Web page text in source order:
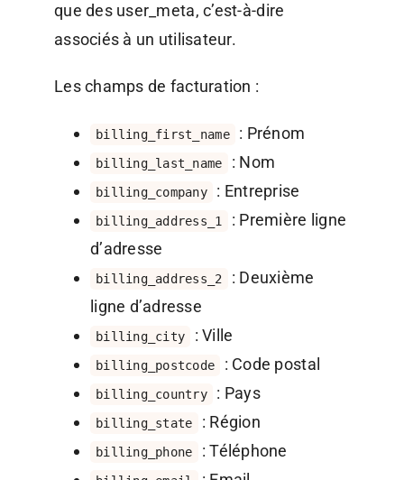
que des user_meta, c’est-à-dire
associés à un utilisateur.
Les champs de facturation :
billing_first_name : Prénom
billing_last_name : Nom
billing_company : Entreprise
billing_address_1
: Première ligne
d’adresse
billing_address_2
: Deuxième
ligne d’adresse
billing_city : Ville
billing_postcode : Code postal
billing_country : Pays
billing_state : Région
billing_phone : Téléphone